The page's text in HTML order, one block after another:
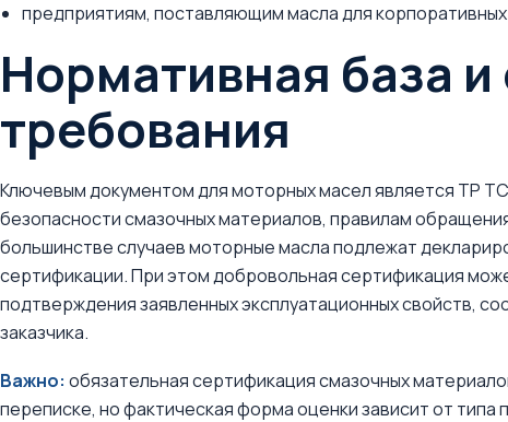
предприятиям, поставляющим масла для
Нормативная база
требования
Ключевым документом для моторных масел является ТР
безопасности смазочных материалов, правилам
большинстве случаев моторные масла подлежат
сертификации. При этом добровольная сертификация
подтверждения заявленных эксплуатационных свойств,
заказчика.
Важно: обязательная сертификация смазочных
переписке, но фактическая форма оценки зависит от